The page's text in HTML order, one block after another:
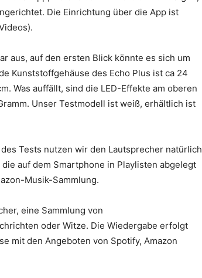
Die Einrichtung über die App ist
aus, auf den ersten Blick könnte es sich um
Kunststoffgehäuse des Echo Plus ist ca 24
Was auffällt, sind die LED-Effekte am oberen
Unser Testmodell ist weiß, erhältlich ist
Tests nutzen wir den Lautsprecher natürlich
auf dem Smartphone in Playlisten abgelegt
Musik-Sammlung.
eine Sammlung von
oder Witze. Die Wiedergabe erfolgt
mit den Angeboten von Spotify, Amazon